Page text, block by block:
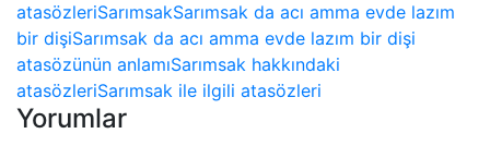
atasözleriSarımsakSarımsak da acı amma evde lazım
bir dişiSarımsak da acı amma evde lazım bir dişi
atasözünün anlamıSarımsak hakkındaki
atasözleriSarımsak ile ilgili atasözleri
Yorumlar